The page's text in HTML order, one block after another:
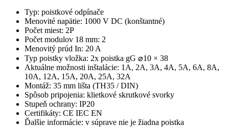
Typ: poistkové odpínače
Menovité napätie: 1000 V DC (konštantné)
Počet miest: 2P
Počet modulov 18 mm: 2
Menovitý prúd In: 20 A
Typ poistky vložka: 2x poistka gG ⌀10 × 38
Aktuálne možnosti inštalácie: 1A, 2A, 3A, 4A, 5A, 6A, 8A,
10A, 12A, 15A, 20A, 25A, 32A
Montáž: 35 mm lišta (TH35 / DIN)
Spôsob pripojenia: klietkové skrutkové svorky
Stupeň ochrany: IP20
Certifikáty: CE IEC EN
Ďalšie informácie: v súprave nie je žiadna poistka